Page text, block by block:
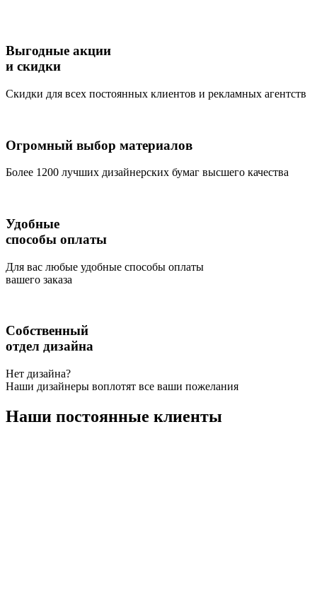
Выгодные акции
и скидки
Скидки для всех постоянных клиентов и рекламных агентств
Огромный выбор материалов
Более 1200 лучших дизайнерских бумаг высшего качества
Удобные
способы оплаты
Для вас любые удобные способы оплаты
вашего заказа
Собственный
отдел дизайна
Нет дизайна?
Наши дизайнеры воплотят все ваши пожелания
Наши постоянные клиенты